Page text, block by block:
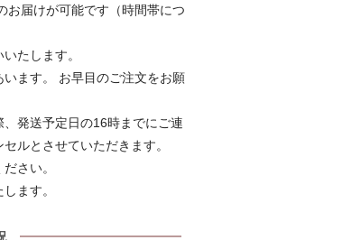
お届けが可能です（時間帯につ
たします。
ます。 お早目のご注文をお願
発送予定日の16時までにご連
ルとさせていただきます。
さい。
ます。